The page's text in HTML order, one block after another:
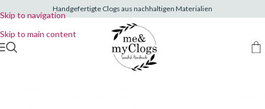
Skip to navigation
Skip to main content
Handgefertigte Clogs aus nachhaltigen Materialien